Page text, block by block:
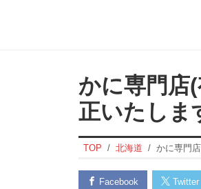
かに専門店
正いたしま
TOP 北海道 かに専門
Facebook Twitter